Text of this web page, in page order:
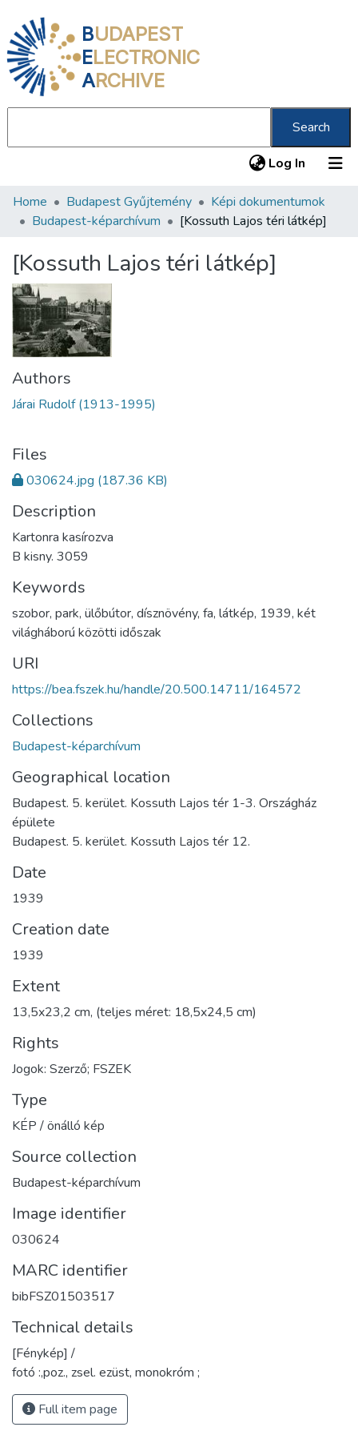
BUDAPEST
ELECTRONIC
ARCHIVE
Search
Log In (current)
Communities & Collections
Statistics
About us
Home Budapest Gyűjtemény
Képi dokumentumok
Budapest-képarchívum
[Kossuth Lajos téri látkép]
[Kossuth Lajos téri látkép]
Authors
Járai Rudolf (1913-1995)
Files
030624.jpg (187.36 KB)
Description
Kartonra kasírozva
B kisny. 3059
Keywords
szobor, park, ülőbútor, dísznövény, fa, látkép, 1939, két
világháború közötti időszak
URI
https://bea.fszek.hu/handle/20.500.14711/164572
Collections
Budapest-képarchívum
Geographical location
Budapest. 5. kerület. Kossuth Lajos tér 1-3. Országház
épülete
Budapest. 5. kerület. Kossuth Lajos tér 12.
Date
1939
Creation date
1939
Extent
13,5x23,2 cm, (teljes méret: 18,5x24,5 cm)
Rights
Jogok: Szerző; FSZEK
Type
KÉP / önálló kép
Source collection
Budapest-képarchívum
Image identifier
030624
MARC identifier
bibFSZ01503517
Technical details
[Fénykép] /
fotó :,poz., zsel. ezüst, monokróm ;
Full item page